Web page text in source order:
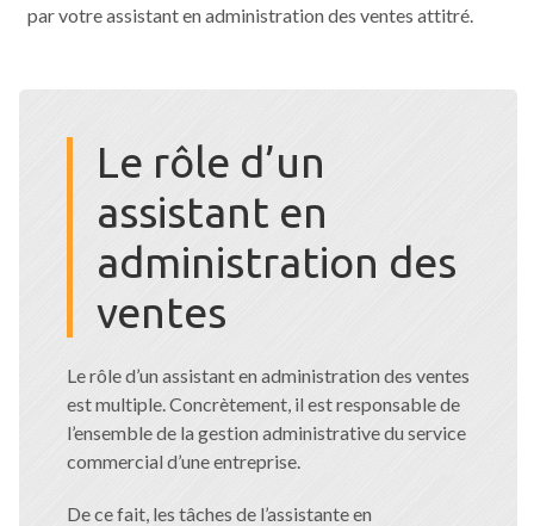
par votre assistant en administration des ventes attitré.
Le rôle d’un
assistant en
administration des
ventes
Le rôle d’un assistant en administration des ventes
est multiple. Concrètement, il est responsable de
l’ensemble de la gestion administrative du service
commercial d’une entreprise.
De ce fait, les tâches de l’assistante en